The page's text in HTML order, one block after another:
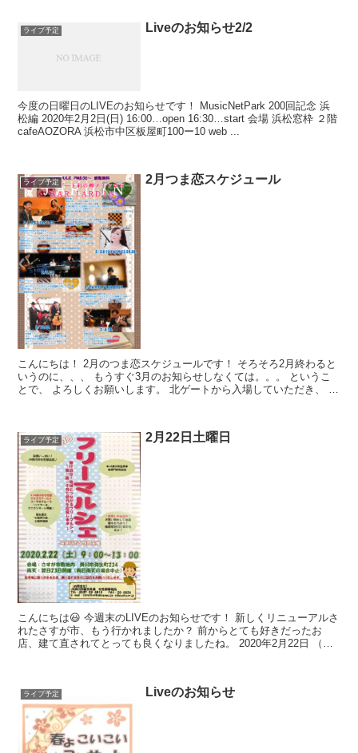
ライブ予定 Liveのお知らせ2/2
今度の日曜日のLIVEのお知らせです！ MusicNetPark 200回記念 浜
松編 2020年2月2日(日) 16:00…open 16:30…start 会場 浜松窓枠 ２階
cafeAOZORA 浜松市中区板屋町100ー10 web ...
ライブ予定 2月つま恋スケジュール
こんにちは！ 2月のつま恋スケジュールです！ そろそろ2月終わると
いうのに、、、 もうすぐ3月のお知らせしなくては。。。 というこ
とで、 よろしくお願いします。 北ゲートから入場していただき、 ジ
ライブ予定 2月22日土曜日
こんにちは😃 今週末のLIVEのお知らせです！ 新しくリニューアルさ
れたさすが市、もう行かれましたか？ 前からとても好きだったお
店、建て直されてとっても良くなりましたね。 2020年2月22日 （令
ライブ予定 Liveのお知らせ